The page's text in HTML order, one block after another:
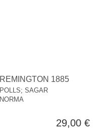
REMINGTON 1885
POLLS; SAGAR
NORMA
29,00 €